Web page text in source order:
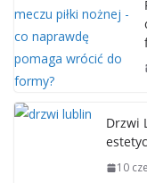
Drzwi
10